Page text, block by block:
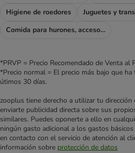
Higiene de roedores
Juguetes y
Comida para hurones, accesorios para hurones
*PRVP = Precio Recomendado de Venta al
*Precio normal = El precio más bajo que
útimos 30 días.
zooplus tiene derecho a utilizar tu
enviarte publicidad directa sobre sus
similares. Puedes oponerte a ello en
ningún gasto adicional a los gastos
en contacto con el servicio de atención al
información sobre protección de datos